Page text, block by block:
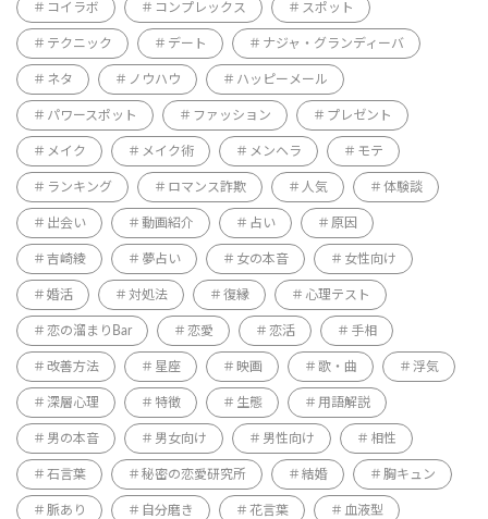
コイラボ コンプレックス スポット
テクニック デート ナジャ・グランディーバ
ネタ ノウハウ ハッピーメール
パワースポット ファッション プレゼント
メイク メイク術 メンヘラ モテ
ランキング ロマンス詐欺 人気 体験談
出会い 動画紹介 占い 原因
吉崎綾 夢占い 女の本音 女性向け
婚活 対処法 復縁 心理テスト
恋の溜まりBar 恋愛 恋活 手相
改善方法 星座 映画 歌・曲 浮気
深層心理 特徴 生態 用語解説
男の本音 男女向け 男性向け 相性
石言葉 秘密の恋愛研究所 結婚 胸キュン
脈あり 自分磨き 花言葉 血液型